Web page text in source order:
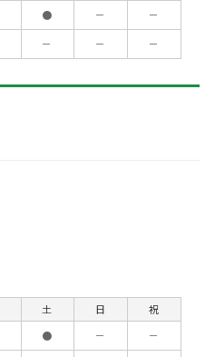
● －
－
－ － －
土 日
祝
● －
－